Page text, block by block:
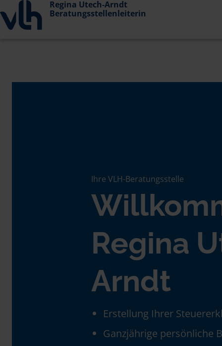
Regina Utech-Arndt
Beratungsstellenleiterin
Ihre VLH-Beratungsstelle
Regina
Arndt
Erstellung Ihrer
Ganzjährige persönliche